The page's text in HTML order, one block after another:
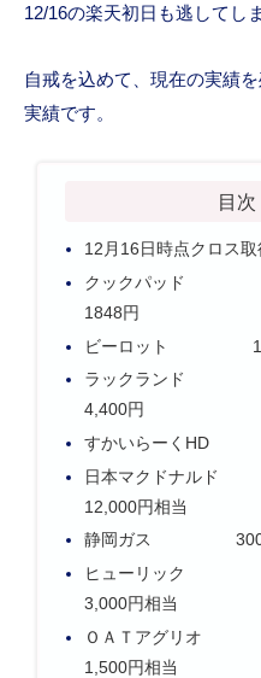
12/16の楽天初日も逃してし
自戒を込めて、現在の実績
実績です。
目次
12月16日時点クロス取
クックパッド 100
1848円
ビーロット 100
ラックランド
4,400円
すかいらーくHD
日本マクドナル
12,000円相当
静岡ガス 300株
ヒューリック
3,000円相当
ＯＡＴアグリオ
1,500円相当